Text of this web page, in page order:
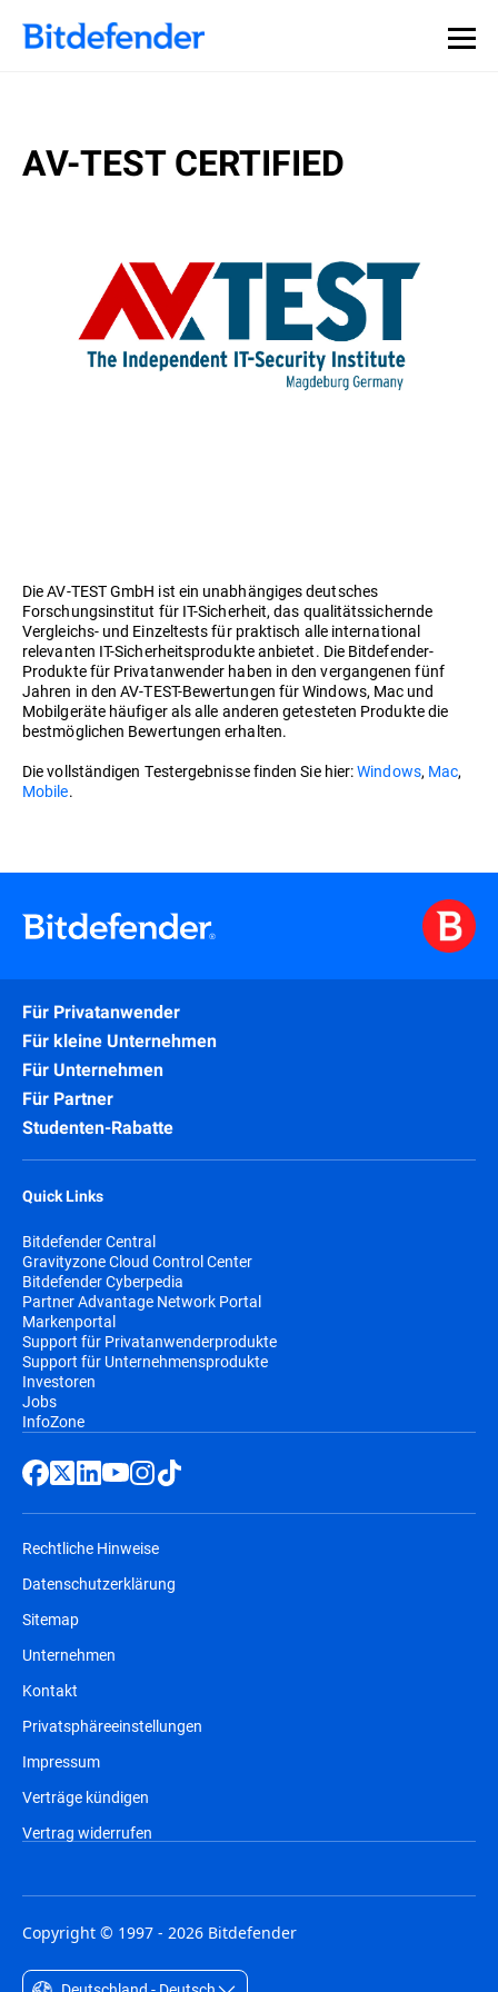
AV-TEST CERTIFIED
Die AV-TEST GmbH ist ein unabhängiges deutsches
Forschungsinstitut für IT-Sicherheit, das qualitätssichernde
Vergleichs- und Einzeltests für praktisch alle international
relevanten IT-Sicherheitsprodukte anbietet. Die Bitdefender-
Produkte für Privatanwender haben in den vergangenen fünf
Jahren in den AV-TEST-Bewertungen für Windows, Mac und
Mobilgeräte häufiger als alle anderen getesteten Produkte die
bestmöglichen Bewertungen erhalten.
Die vollständigen Testergebnisse finden Sie hier:Windows, Mac,
Mobile.
Für Privatanwender
Für kleine Unternehmen
Für Unternehmen
Für Partner
Studenten-Rabatte
Quick Links
Bitdefender Central
Gravityzone Cloud Control Center
Bitdefender Cyberpedia
Partner Advantage Network Portal
Markenportal
Support für Privatanwenderprodukte
Support für Unternehmensprodukte
Investoren
Jobs
InfoZone
Rechtliche Hinweise
Datenschutzerklärung
Sitemap
Unternehmen
Kontakt
Privatsphäreeinstellungen
Impressum
Verträge kündigen
Vertrag widerrufen
Copyright © 1997 - 2026 Bitdefender